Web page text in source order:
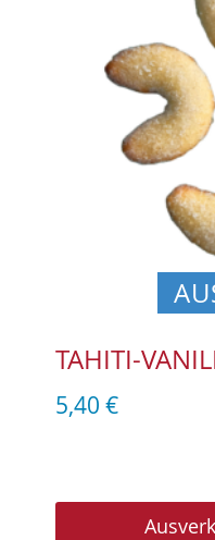
TAHITI-
5,40 €